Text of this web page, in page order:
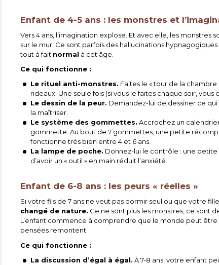
Enfant de 4-5 ans : les monstres et
Vers 4 ans, l’imagination explose. Et avec elle, les
sur le mur. Ce sont parfois des hallucinations
tout à fait normal à cet âge.
Ce qui fonctionne :
Le rituel anti-monstres. Faites le « tour de la
rideaux. Une seule fois (si vous le faites chaque soir,
Le dessin de la peur. Demandez-lui de dessiner ce
la maîtriser.
Le système des gommettes. Accrochez un
gommette. Au bout de 7 gommettes, une petite
fonctionne très bien entre 4 et 6 ans.
La lampe de poche. Donnez-lui le contrôle : une petite
d’avoir un « outil » en main réduit l’anxiété.
Enfant de 6-8 ans : les peurs « réelles »
Si votre fils de 7 ans ne veut pas dormir seul ou que votre
changé de nature. Ce ne sont plus les monstres, ce sont
L’enfant commence à comprendre que le monde peut être
pensées remontent.
Ce qui fonctionne :
La discussion d’égal à égal. À 7-8 ans, votre enfant